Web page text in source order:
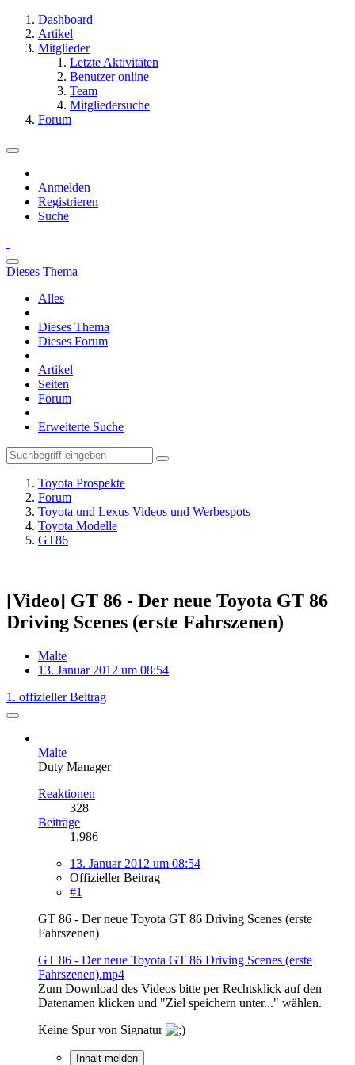
Dashboard
Artikel
Mitglieder
Letzte Aktivitäten
Benutzer online
Team
Mitgliedersuche
Forum
Anmelden
Registrieren
Suche
Dieses Thema
Alles
Dieses Thema
Dieses Forum
Artikel
Seiten
Forum
Erweiterte Suche
Toyota Prospekte
Forum
Toyota und Lexus Videos und Werbespots
Toyota Modelle
GT86
[Video] GT 86 - Der neue Toyota GT 86
Driving Scenes (erste Fahrszenen)
Malte
13. Januar 2012 um 08:54
1. offizieller Beitrag
Malte
Duty Manager
Reaktionen
328
Beiträge
1.986
13. Januar 2012 um 08:54
Offizieller Beitrag
#1
GT 86 - Der neue Toyota GT 86 Driving Scenes (erste
Fahrszenen)
GT 86 - Der neue Toyota GT 86 Driving Scenes (erste
Fahrszenen).mp4
Zum Download des Videos bitte per Rechtsklick auf den
Datenamen klicken und "Ziel speichern unter..." wählen.
Keine Spur von Signatur
Inhalt melden